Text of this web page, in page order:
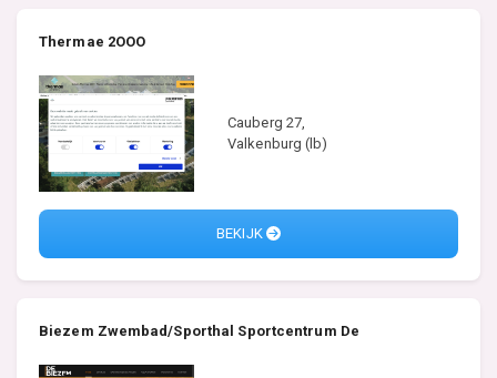
Thermae 2OOO
Cauberg 27,
Valkenburg (lb)
BEKIJK
Biezem Zwembad/Sporthal Sportcentrum De